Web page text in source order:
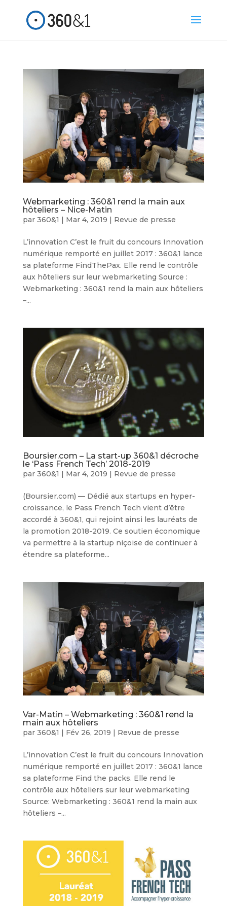
Webmarketing : 360&1 rend la main aux
hôteliers – Nice-Matin
par 360&1 | Mar 4, 2019 | Revue de presse
L’innovation C’est le fruit du concours Innovation
numérique remporté en juillet 2017 : 360&1 lance
sa plateforme FindThePax. Elle rend le contrôle
aux hôteliers sur leur webmarketing Source :
Webmarketing : 360&1 rend la main aux hôteliers
–...
Boursier.com – La start-up 360&1 décroche
le ‘Pass French Tech’ 2018-2019
par 360&1 | Mar 4, 2019 | Revue de presse
(Boursier.com) — Dédié aux startups en hyper-
croissance, le Pass French Tech vient d’être
accordé à 360&1, qui rejoint ainsi les lauréats de
la promotion 2018-2019. Ce soutien économique
va permettre à la startup niçoise de continuer à
étendre sa plateforme...
Var-Matin – Webmarketing : 360&1 rend la
main aux hôteliers
par 360&1 | Fév 26, 2019 | Revue de presse
L’innovation C’est le fruit du concours Innovation
numérique remporté en juillet 2017 : 360&1 lance
sa plateforme Find the packs. Elle rend le
contrôle aux hôteliers sur leur webmarketing
Source: Webmarketing : 360&1 rend la main aux
hôteliers –...